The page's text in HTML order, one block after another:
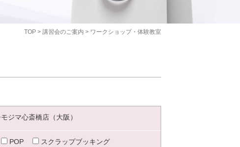
TOP > 講習会のご案内 > ワークショップ・体験教室
ジマ心斎橋店（大阪）
POP
スクラップブッキング